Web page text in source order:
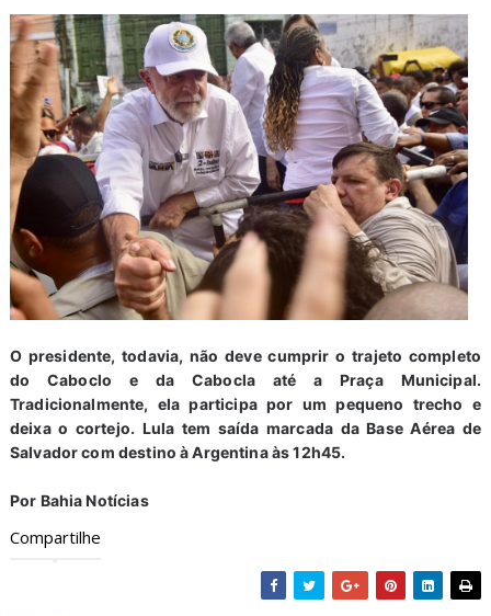
O presidente, todavia, não deve cumprir o trajeto completo
do Caboclo e da Cabocla até a Praça Municipal.
Tradicionalmente, ela participa por um pequeno trecho e
deixa o cortejo. Lula tem saída marcada da Base Aérea de
Salvador com destino à Argentina às 12h45.
Por Bahia Notícias
Compartilhe